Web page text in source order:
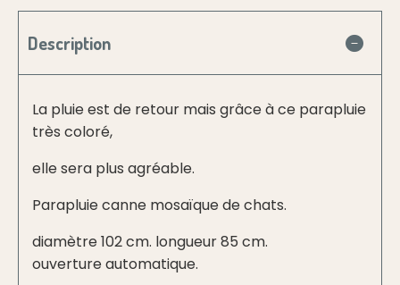
Description
La pluie est de retour mais grâce à ce parapluie
très coloré,
elle sera plus agréable.
Parapluie canne mosaïque de chats.
diamètre 102 cm. longueur 85 cm.
ouverture automatique.